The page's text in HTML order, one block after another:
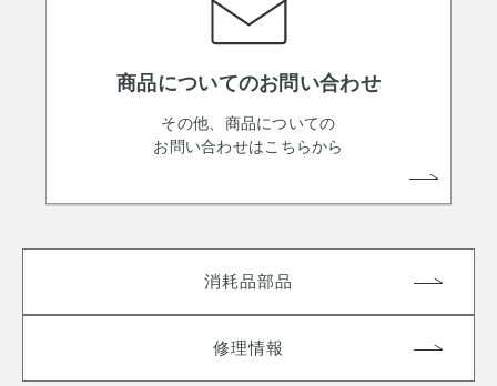
商品についてのお問い合わせ
その他、商品についての
お問い合わせはこちらから
消耗品部品
修理情報